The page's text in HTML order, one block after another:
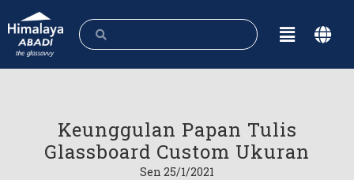
Keunggulan Papan Tulis
Glassboard Custom Ukuran
Sen 25/1/2021